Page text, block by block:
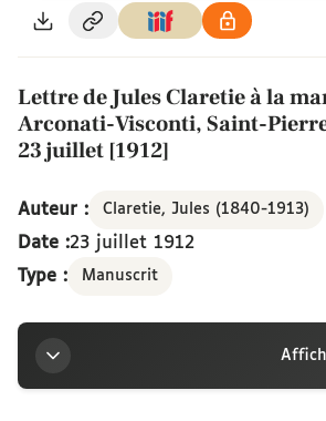
Lettre de Jules Claretie à la
Arconati-Visconti, Saint-
23 juillet [1912]
Auteur : Claretie, Jules (1840-1913)
Date :23 juillet 1912
Type :
Manuscrit